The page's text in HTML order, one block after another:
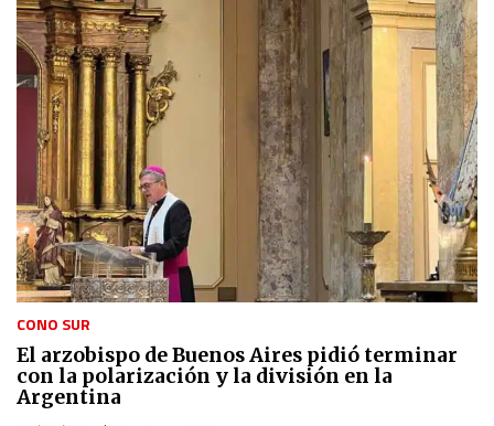
CONO SUR
El arzobispo de Buenos Aires pidió terminar
con la polarización y la división en la
Argentina